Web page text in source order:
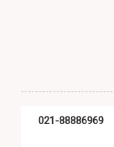
021-88886969